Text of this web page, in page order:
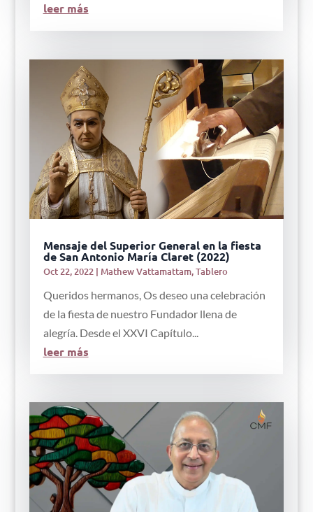
leer más
Mensaje del Superior General en la fiesta
de San Antonio María Claret (2022)
Oct 22, 2022| Mathew Vattamattam,Tablero
Queridos hermanos, Os deseo una celebración
de la fiesta de nuestro Fundador llena de
alegría. Desde el XXVI Capítulo...
leer más